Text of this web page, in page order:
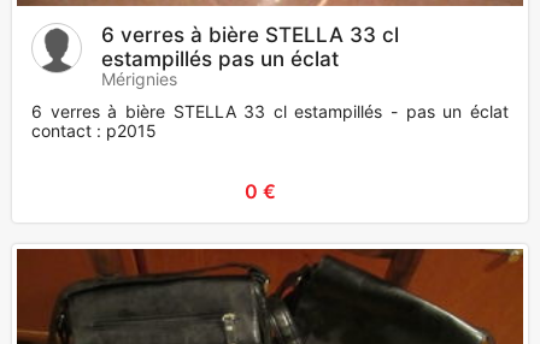
6 verres à bière STELLA 33 cl
estampillés pas un éclat
Mérignies
6 verres à bière STELLA 33 cl estampillés - pas un éclat
contact : p2015
0 €